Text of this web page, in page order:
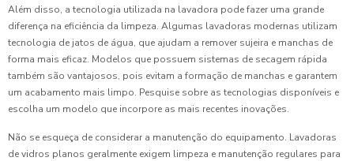
Além disso, a tecnologia utilizada na lavadora pode fazer uma grande
diferença na eficiência da limpeza. Algumas lavadoras modernas utilizam
tecnologia de jatos de água, que ajudam a remover sujeira e manchas de
forma mais eficaz. Modelos que possuem sistemas de secagem rápida
também são vantajosos, pois evitam a formação de manchas e garantem
um acabamento mais limpo. Pesquise sobre as tecnologias disponíveis e
escolha um modelo que incorpore as mais recentes inovações.
Não se esqueça de considerar a manutenção do equipamento. Lavadoras
de vidros planos geralmente exigem limpeza e manutenção regulares para